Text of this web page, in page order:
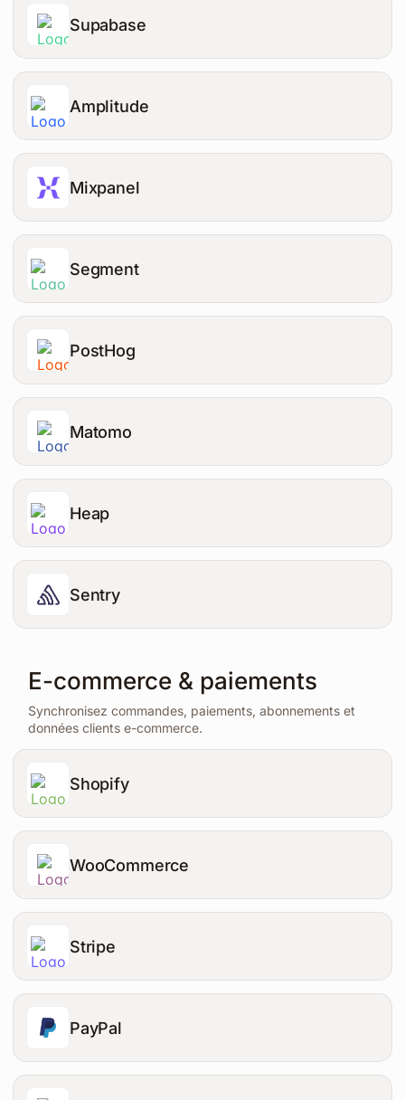
Supabase
Amplitude
Mixpanel
Segment
PostHog
Matomo
Heap
Sentry
E-commerce & paiements
Synchronisez commandes, paiements, abonnements et
données clients e-commerce.
Shopify
WooCommerce
Stripe
PayPal